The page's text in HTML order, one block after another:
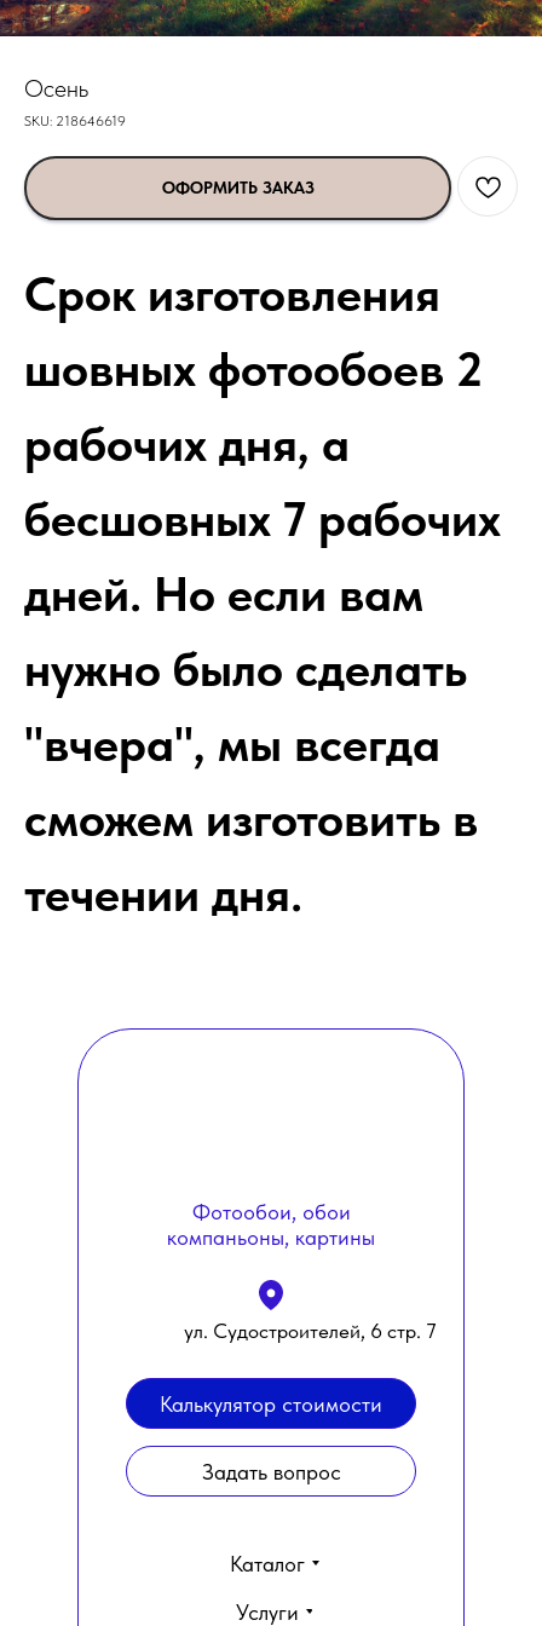
Осень
SKU: 218646619
ОФОРМИТЬ ЗАКАЗ
Срок изготовления
шовных фотообоев 2
рабочих дня, а
бесшовных 7 рабочих
дней. Но если вам
нужно было сделать
"вчера", мы всегда
сможем изготовить в
течении дня.
Задать вопрос
Услуги
Каталог
Калькулятор стоимости
ул. Судостроителей, 6 стр. 7
Фотообои, обои
компаньоны, картины